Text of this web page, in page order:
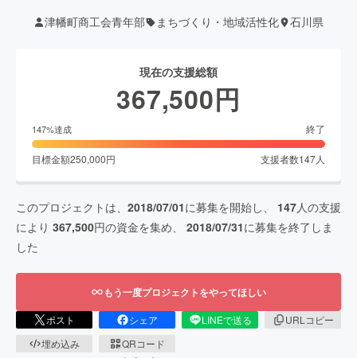
津幡町商工会青年部 まちづくり・地域活性化 石川県
現在の支援総額
367,500円
147%達成 終了
目標金額250,000円 支援者数147人
このプロジェクトは、 2018/07/01に募集を開始し、 147人の支援
により 367,500円の資金を集め、 2018/07/31に募集を終了しま
した
もう一度プロジェクトをやってほしい
ポスト シェア LINEで送る
URLコピー
埋め込み
QRコード